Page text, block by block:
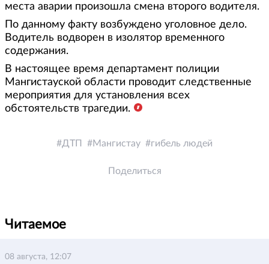
места аварии произошла смена второго водителя.
По данному факту возбуждено уголовное дело.
Водитель водворен в изолятор временного
содержания.
В настоящее время департамент полиции
Мангистауской области проводит следственные
мероприятия для установления всех
обстоятельств трагедии.
ДТП Мангистау гибель людей
Поделиться
Читаемое
08 августа, 12:07